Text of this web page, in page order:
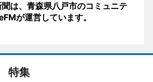
聞は、青森県八戸市のコミュニテ
が運営しています。
特集